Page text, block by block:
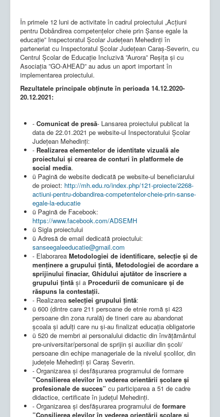
În primele 12 luni de activitate în cadrul proiectului „Acțiuni
pentru Dobândirea competențelor cheie prin Șanse egale la
educație” Inspectoratul Școlar Județean Mehedinți în
parteneriat cu Inspectoratul Școlar Județean Caraș-Severin, cu
Centrul Școlar de Educație Incluzivă ”Aurora” Reșița și cu
Asociația ”GO-AHEAD” au adus un aport important în
implementarea proiectului.
Rezultatele principale obținute în perioada 14.12.2020-
20.12.2021:
- Comunicat de presă- Lansarea proiectului publicat la
data de 22.01.2021 pe website-ul Inspectoratului Școlar
Județean Mehedinți:
- Realizarea elementelor de identitate vizuală ale
proiectului și crearea de conturi în platformele de
social media.
ü Pagină de website dedicată pe website-ul beneficiarului
de proiect: http://mh.edu.ro/index.php/121-proiecte/2268-
actiuni-pentru-dobandirea-competentelor-cheie-prin-sanse-
egale-la-educatie
ü Pagină de Facebook:
https://www.facebook.com/ADSEMH
ü Sigla proiectului
ü Adresă de email dedicată proiectului:
sanseegaleeducatie@gmail.com
- Elaborarea Metodologiei de identificare, selecție și de
menținere a grupului țintă, Metodologiei de acordare a
sprijinului finaciar, Ghidului ajutător de înscriere a
grupului țintă și a Procedurii de comunicare și de
răspuns la contestații.
- Realizarea selecției grupului țintă:
ü 600 (dintre care 211 persoane de etnie romă și 423
persoane din zona rurală) de tineri care au abandonat
școala și adulți care nu și-au finalizat educația obligatorie
ü 520 de membri ai personalului didactic din învățământul
pre-universitar/personal de sprijin și auxiliar din școli/
persoane din echipe manageriale de la nivelul școlilor, din
județele Mehedinți și Caraș Severin.
- Organizarea și desfășurarea programului de formare
”Consilierea elevilor în vederea orientării școlare și
profesionale de succes” cu participarea a 51 de cadre
didactice, certificate în județul Mehedinți.
- Organizarea și desfășurarea programului de formare
”Consilierea elevilor în vederea orientării școlare și